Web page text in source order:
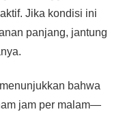
Jika kondisi ini
panjang, jantung
bahwa
jam per malam—